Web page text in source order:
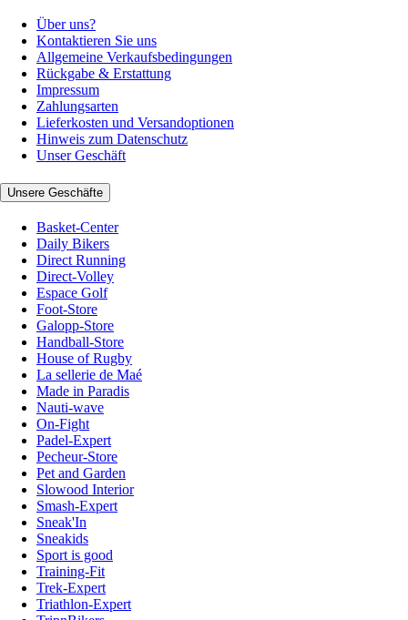
Über uns?
Kontaktieren Sie uns
Allgemeine Verkaufsbedingungen
Rückgabe & Erstattung
Impressum
Zahlungsarten
Lieferkosten und Versandoptionen
Hinweis zum Datenschutz
Unser Geschäft
Unsere Geschäfte
Basket-Center
Daily Bikers
Direct Running
Direct-Volley
Espace Golf
Foot-Store
Galopp-Store
Handball-Store
House of Rugby
La sellerie de Maé
Made in Paradis
Nauti-wave
On-Fight
Padel-Expert
Pecheur-Store
Pet and Garden
Slowood Interior
Smash-Expert
Sneak'In
Sneakids
Sport is good
Training-Fit
Trek-Expert
Triathlon-Expert